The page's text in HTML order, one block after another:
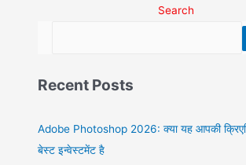
Search
Recent Posts
Adobe Photoshop 2026: क्या यह आपकी
बेस्ट इन्वेस्टमेंट है